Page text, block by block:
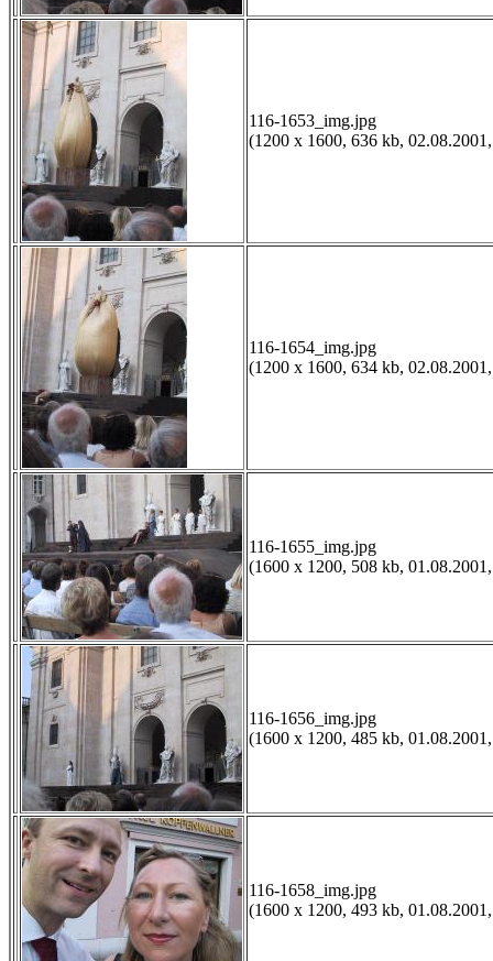
116-1653_img.jpg
(1200 x 1600, 636 kb,
116-1654_img.jpg
(1200 x 1600, 634 kb,
116-1655_img.jpg
(1600 x 1200, 508 kb,
116-1656_img.jpg
(1600 x 1200, 485 kb,
116-1658_img.jpg
(1600 x 1200, 493 kb,